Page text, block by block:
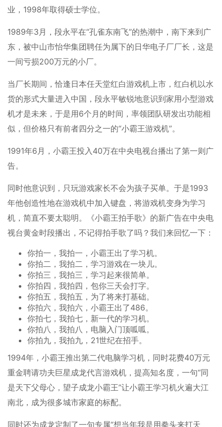
业，1998年取得硕士学位。
1989年3月，段永平在“孔雀东南飞”的热潮中，南下来到广
东，被中山市怡华集团聘任为属下的日华电子厂厂长，这是
一间亏损200万元的小厂。
当厂长期间，恰逢日本任天堂红白游戏机上市，红白机以水
货的形式大量进入中国，段永平敏锐地意识到家用小型游戏
机才是未来，于是用6个月的时间，率领团队研发出功能相
似，但价格只有前者四分之一的“小霸王游戏机”。
1991年6月，小霸王投入40万在中央电视台播出了第一则广
告。
同时他意识到，只玩游戏家长不会为孩子买单。于是1993
年他创造性地在游戏机中加入键盘，将游戏机变身为学习
机，简直不要太聪明。《小霸王拍手歌》的新广告在中央电
视台黄金时段播出，不记得拍手歌了吗？我们来回忆一下：
你拍一，我拍一，小霸王出了学习机。
你拍二，我拍二，学习游戏在一块儿。
你拍三，我拍三，学习起来很简单。
你拍四，我拍四，包你三天会打字。
你拍五，我拍五，为了将来打基础。
你拍六，我拍六，小霸王出了486。
你拍七，我拍七，新一代的学习机。
你拍八，我拍八，电脑入门顶呱呱。
你拍九，我拍九，21世纪在招手。
1994年，小霸王推出第二代电脑学习机，同时花费40万元
重金聘请功夫巨星成龙代言游戏机，提高知名度，一句“同
是天下父母心，望子成龙小霸王”让小霸王学习机火遍大江
南北，成为很多城市家庭的标配。
同时还为成龙定制了一句专属“想当年我是用拳头来打天